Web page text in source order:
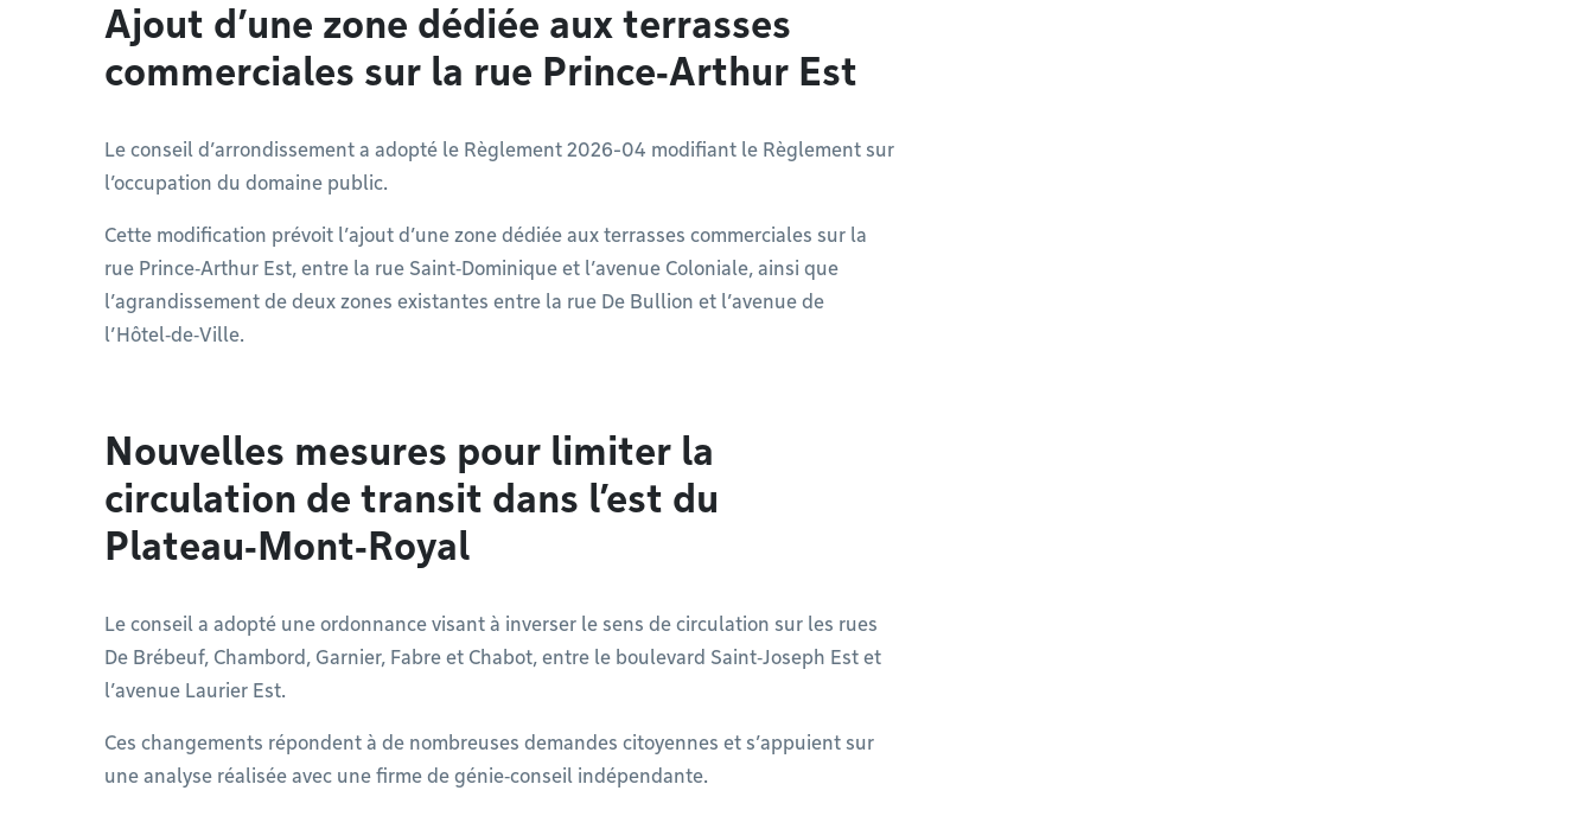
Ajout d’une zone dédiée aux terrasses
commerciales sur la rue Prince‑Arthur Est
Le conseil d’arrondissement a adopté le Règlement 2026-04 modifiant le Règlement sur
l’occupation du domaine public.
Cette modification prévoit l’ajout d’une zone dédiée aux terrasses commerciales sur la
rue Prince‑Arthur Est, entre la rue Saint‑Dominique et l’avenue Coloniale, ainsi que
l’agrandissement de deux zones existantes entre la rue De Bullion et l’avenue de
l’Hôtel‑de‑Ville.
Nouvelles mesures pour limiter la
circulation de transit dans l’est du
Plateau‑Mont‑Royal
Le conseil a adopté une ordonnance visant à inverser le sens de circulation sur les rues
De Brébeuf, Chambord, Garnier, Fabre et Chabot, entre le boulevard Saint‑Joseph Est et
l’avenue Laurier Est.
Ces changements répondent à de nombreuses demandes citoyennes et s’appuient sur
une analyse réalisée avec une firme de génie‑conseil indépendante.